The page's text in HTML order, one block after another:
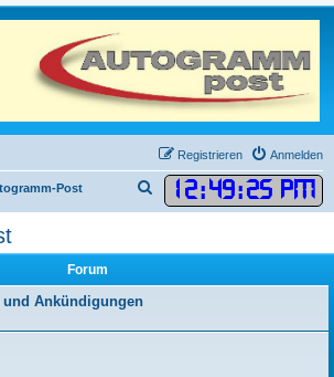
Anmelden
Registrieren
Post 12:49:25 PM
u
Forum
Ankündigungen